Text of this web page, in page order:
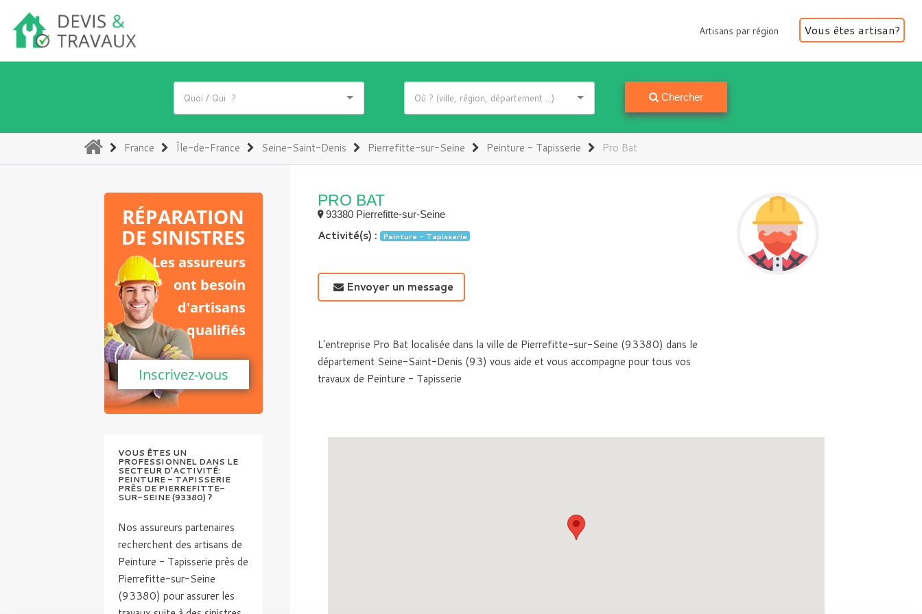
Artisans par région
Artisans par région Vous êtes artisan?
Chercher
(current)
France Île-de-France Seine-Saint-Denis Pierrefitte-sur-Seine Peinture - Tapisserie Pro Bat
PRO BAT
93380 Pierrefitte-sur-Seine
Activité(s) : Peinture - Tapisserie
Envoyer un message
L'entreprise Pro Bat localisée dans la ville de Pierrefitte-sur-Seine (93380) dans le
département Seine-Saint-Denis (93) vous aide et vous accompagne pour tous vos
travaux de Peinture - Tapisserie
RÉPARATION
DE SINISTRES
Les assureurs
ont besoin
d'artisans
qualifiés
Inscrivez-vous
VOUS ÊTES UN
PROFESSIONNEL DANS LE
SECTEUR D'ACTIVITÉ:
PEINTURE - TAPISSERIE
PRÈS DE PIERREFITTE-
SUR-SEINE (93380) ?
Nos assureurs partenaires
recherchent des artisans de
Peinture - Tapisserie près de
Pierrefitte-sur-Seine
(93380) pour assurer les